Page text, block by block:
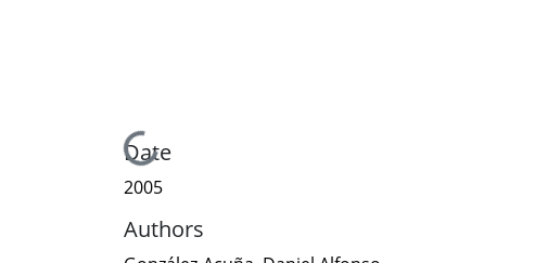
Loading...
Date
2005
Authors